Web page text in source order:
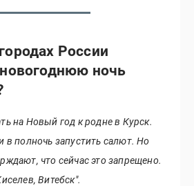
России
ночь
на Новый год к родне в Курск.
в полночь запустить салют. Но
что сейчас это запрещено.
Витебск".